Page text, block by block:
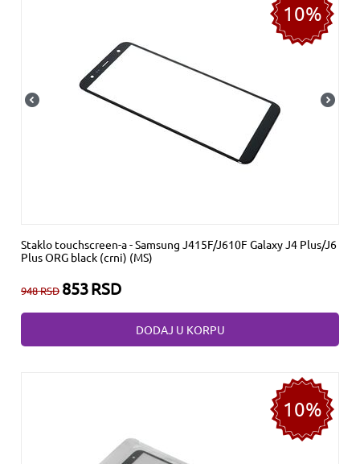
10%
Staklo touchscreen-a - Samsung J415F/J610F Galaxy J4 Plus/J6
Plus ORG black (crni) (MS)
948RSD 853RSD
DODAJ U KORPU
10%